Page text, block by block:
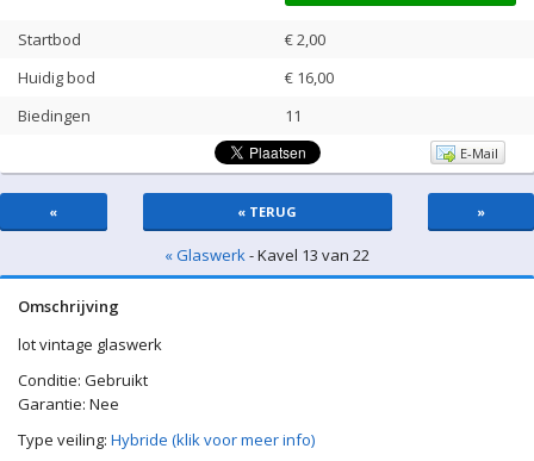
Startbod
€ 2,00
Huidig bod
€ 16,00
Biedingen
11
E-Mail
« « TERUG »
« Glaswerk- Kavel 13 van 22
Omschrijving
lot vintage glaswerk
Conditie: Gebruikt
Garantie: Nee
Type veiling: Hybride (klik voor meer info)